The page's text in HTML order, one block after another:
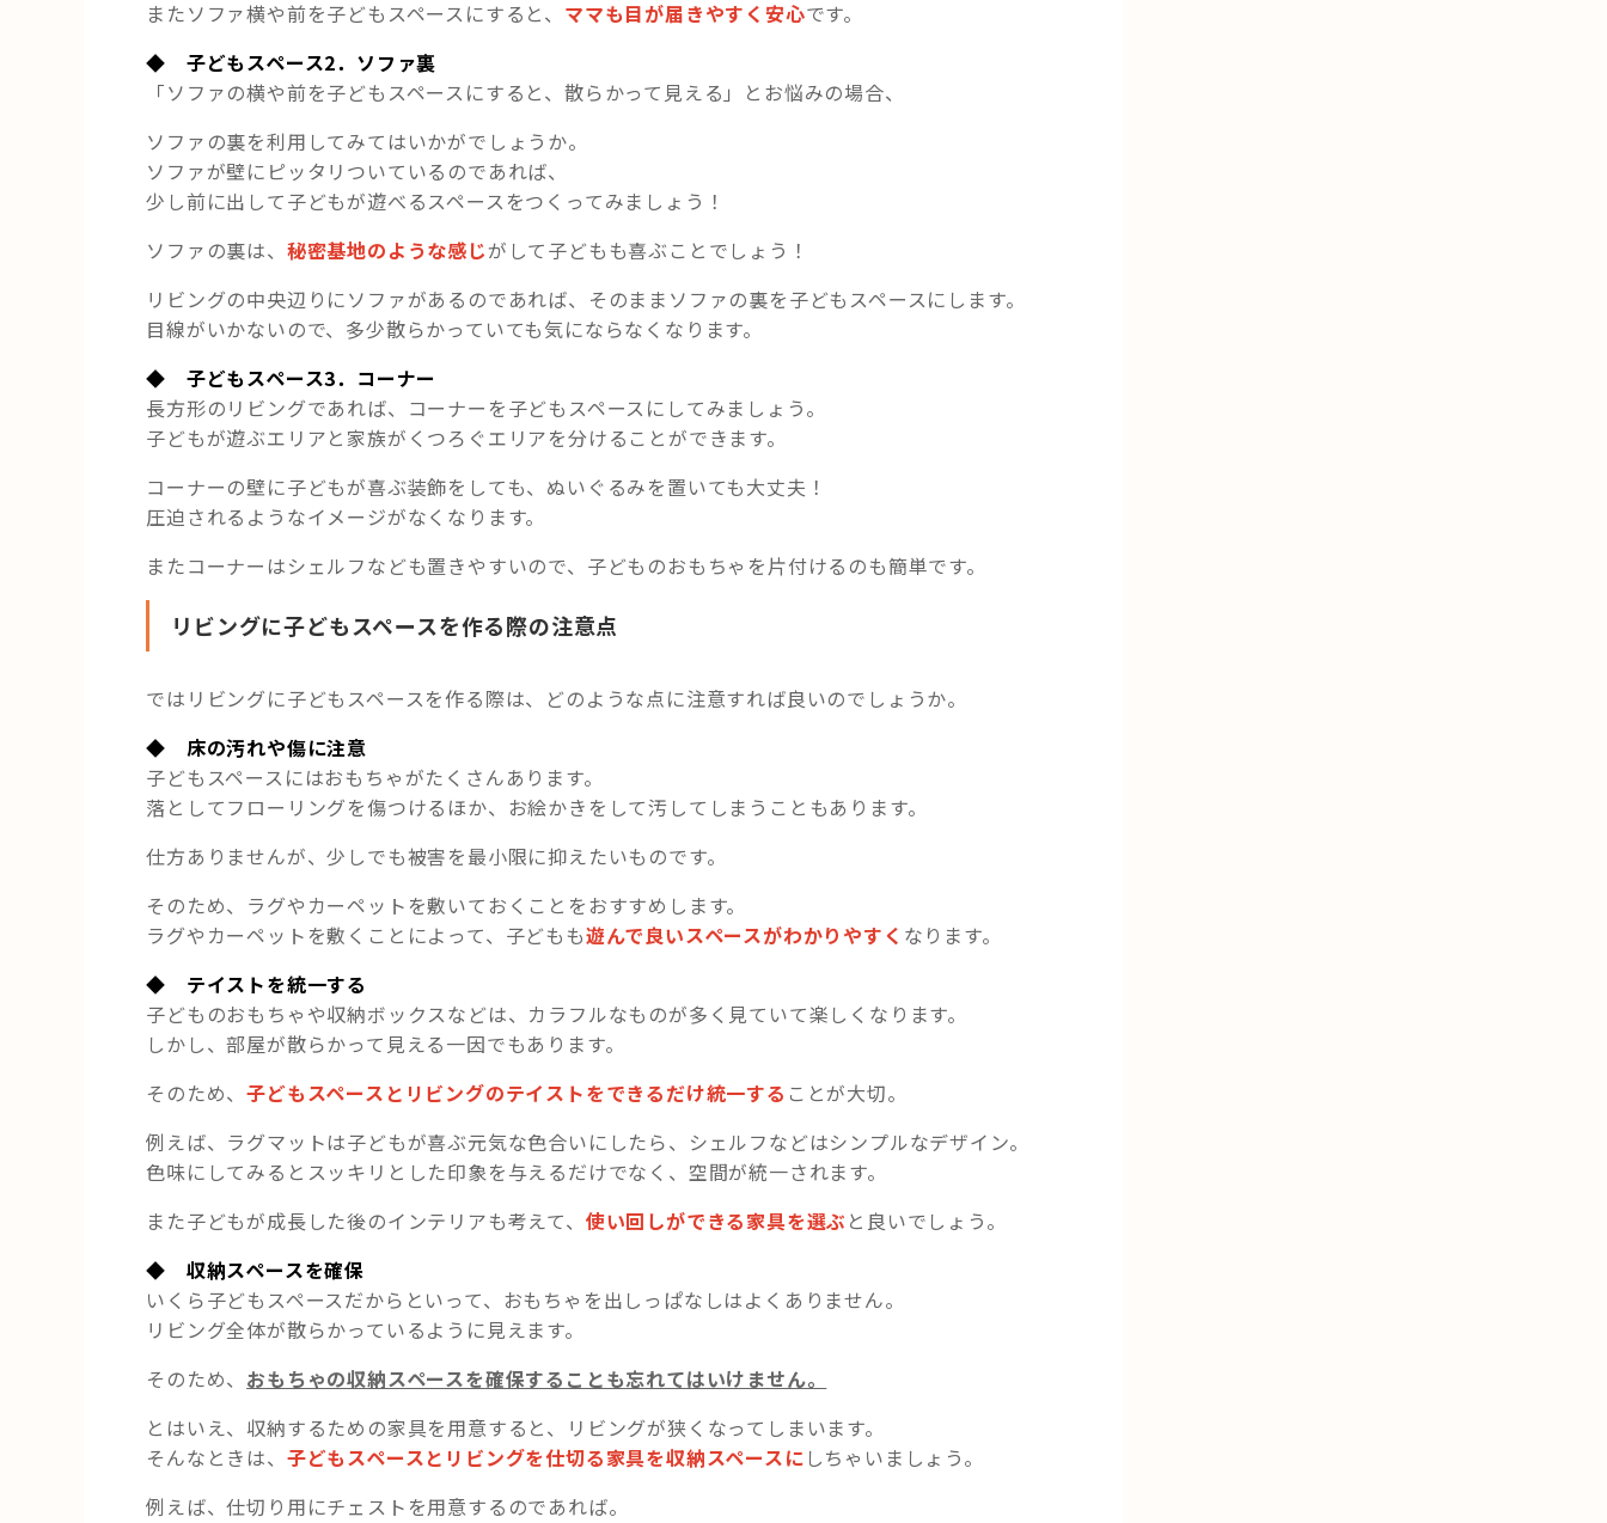
またソファ横や前を子どもスペースにすると、 ママも目が届きやすく安心です。
◆ 子どもスペース2．ソファ裏
「ソファの横や前を子どもスペースにすると、散らかって見える」とお悩みの場合、
ソファの裏を利用してみてはいかがでしょうか。
ソファが壁にピッタリついているのであれば、
少し前に出して子どもが遊べるスペースをつくってみましょう！
ソファの裏は、 秘密基地のような感じがして子どもも喜ぶことでしょう！
リビングの中央辺りにソファがあるのであれば、そのままソファの裏を子どもスペースにします。
目線がいかないので、多少散らかっていても気にならなくなります。
◆ 子どもスペース3．コーナー
長方形のリビングであれば、コーナーを子どもスペースにしてみましょう。
子どもが遊ぶエリアと家族がくつろぐエリアを分けることができます。
コーナーの壁に子どもが喜ぶ装飾をしても、ぬいぐるみを置いても大丈夫！
圧迫されるようなイメージがなくなります。
またコーナーはシェルフなども置きやすいので、子どものおもちゃを片付けるのも簡単です。
リビングに子どもスペースを作る際の注意点
ではリビングに子どもスペースを作る際は、どのような点に注意すれば良いのでしょうか。
◆ 床の汚れや傷に注意
子どもスペースにはおもちゃがたくさんあります。
落としてフローリングを傷つけるほか、お絵かきをして汚してしまうこともあります。
仕方ありませんが、少しでも被害を最小限に抑えたいものです。
そのため、ラグやカーペットを敷いておくことをおすすめします。
ラグやカーペットを敷くことによって、子どもも遊んで良いスペースがわかりやすく なります。
◆ テイストを統一する
子どものおもちゃや収納ボックスなどは、カラフルなものが多く見ていて楽しくなります。
しかし、部屋が散らかって見える一因でもあります。
そのため、子どもスペースとリビングのテイストをできるだけ統一する ことが大切。
例えば、ラグマットは子どもが喜ぶ元気な色合いにしたら、シェルフなどはシンプルなデザイン。
色味にしてみるとスッキリとした印象を与えるだけでなく、空間が統一されます。
また子どもが成長した後のインテリアも考えて、 使い回しができる家具を選ぶ と良いでしょう。
◆ 収納スペースを確保
いくら子どもスペースだからといって、おもちゃを出しっぱなしはよくありません。
リビング全体が散らかっているように見えます。
そのため、 おもちゃの収納スペースを確保することも忘れてはいけません。
とはいえ、収納するための家具を用意すると、リビングが狭くなってしまいます。
そんなときは、 子どもスペースとリビングを仕切る家具を収納スペースに しちゃいましょう。
例えば、仕切り用にチェストを用意するのであれば。